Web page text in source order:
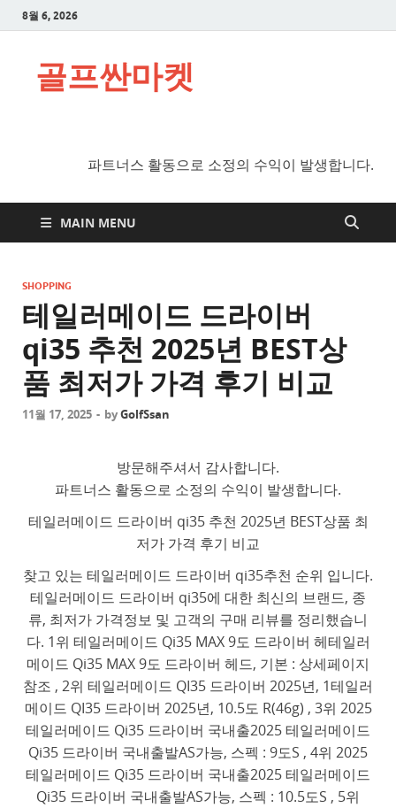
8월 6, 2026
골프싼마켓
파트너스 활동으로 소정의 수익이 발생합니다.
MAIN MENU
SHOPPING
테일러메이드 드라이버
qi35 추천 2025년 BEST상
품 최저가 가격 후기 비교
11월 17, 2025 - byGolfSsan
방문해주셔서 감사합니다.
파트너스 활동으로 소정의 수익이 발생합니다.
테일러메이드 드라이버 qi35 추천 2025년 BEST상품 최
저가 가격 후기 비교
찾고 있는 테일러메이드 드라이버 qi35추천 순위 입니다.
테일러메이드 드라이버 qi35에 대한 최신의 브랜드, 종
류, 최저가 가격정보 및 고객의 구매 리뷰를 정리했습니
다. 1위 테일러메이드 Qi35 MAX 9도 드라이버 헤테일러
메이드 Qi35 MAX 9도 드라이버 헤드, 기본 : 상세페이지
참조 , 2위 테일러메이드 QI35 드라이버 2025년, 1테일러
메이드 QI35 드라이버 2025년, 10.5도 R(46g) , 3위 2025
테일러메이드 Qi35 드라이버 국내출2025 테일러메이드
Qi35 드라이버 국내출발AS가능, 스펙 : 9도S , 4위 2025
테일러메이드 Qi35 드라이버 국내출2025 테일러메이드
Qi35 드라이버 국내출발AS가능, 스펙 : 10.5도S , 5위